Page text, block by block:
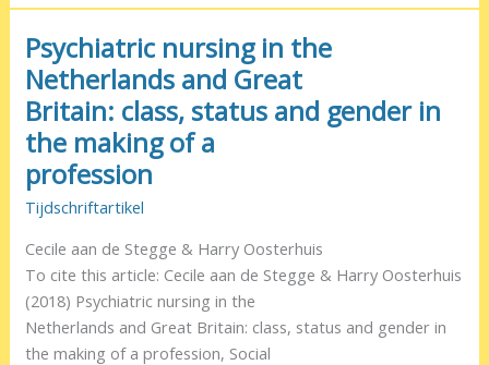
Involvement
and
Professional
Detachment:
The
Challenges
of
Nursing
in
Dutch
Mental
Institutions
(1880–
1980)
Psychiatric nursing in the
Netherlands and Great
Britain: class, status and gender in
the making of a
profession
Tijdschriftartikel
Cecile aan de Stegge & Harry Oosterhuis
To cite this article: Cecile aan de Stegge & Harry Oosterhuis
(2018) Psychiatric nursing in the
Netherlands and Great Britain: class, status and gender in
the making of a profession, Social